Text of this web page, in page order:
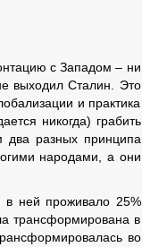
с Западом – ни
выходил Сталин. Это
и практика
никогда) грабить
два разных принципа
народами, а они
в ней проживало 25%
трансформирована в
во